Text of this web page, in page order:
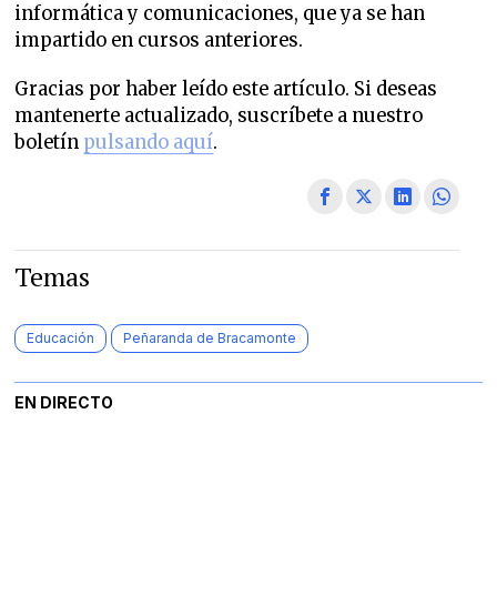
informática y comunicaciones, que ya se han
impartido en cursos anteriores.
Gracias por haber leído este artículo. Si deseas
mantenerte actualizado, suscríbete a nuestro
boletín pulsando aquí.
Temas
Educación Peñaranda de Bracamonte
EN DIRECTO